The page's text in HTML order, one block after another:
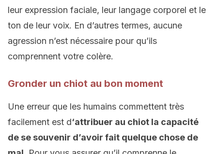
leur expression faciale, leur langage corporel et le
ton de leur voix. En d’autres termes, aucune
agression n’est nécessaire pour qu’ils
comprennent votre colère.
Gronder un chiot au bon moment
Une erreur que les humains commettent très
facilement est d‘attribuer au chiot la capacité
de se souvenir d’avoir fait quelque chose de